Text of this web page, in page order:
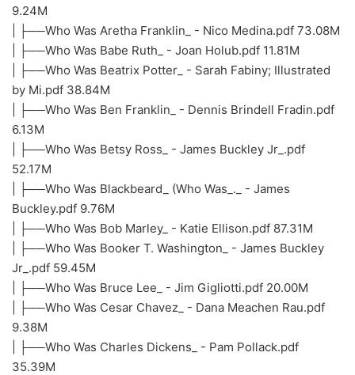
9.24M
| ├──Who Was Aretha Franklin_ - Nico Medina.pdf 73.08M
| ├──Who Was Babe Ruth_ - Joan Holub.pdf 11.81M
| ├──Who Was Beatrix Potter_ - Sarah Fabiny; Illustrated
by Mi.pdf 38.84M
| ├──Who Was Ben Franklin_ - Dennis Brindell Fradin.pdf
6.13M
| ├──Who Was Betsy Ross_ - James Buckley Jr_.pdf
52.17M
| ├──Who Was Blackbeard_ (Who Was_._ - James
Buckley.pdf 9.76M
| ├──Who Was Bob Marley_ - Katie Ellison.pdf 87.31M
| ├──Who Was Booker T. Washington_ - James Buckley
Jr_.pdf 59.45M
| ├──Who Was Bruce Lee_ - Jim Gigliotti.pdf 20.00M
| ├──Who Was Cesar Chavez_ - Dana Meachen Rau.pdf
9.38M
| ├──Who Was Charles Dickens_ - Pam Pollack.pdf
35.39M